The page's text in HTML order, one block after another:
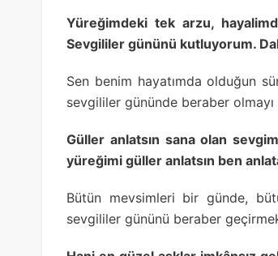
Yüreğimdeki tek arzu,
Sevgililer gününü kutluyorum.
Sen benim hayatımda olduğun
sevgililer gününde beraber
Güller anlatsın sana olan
yüreğimi güller anlatsın ben
Bütün mevsimleri bir günde,
sevgililer gününü beraber